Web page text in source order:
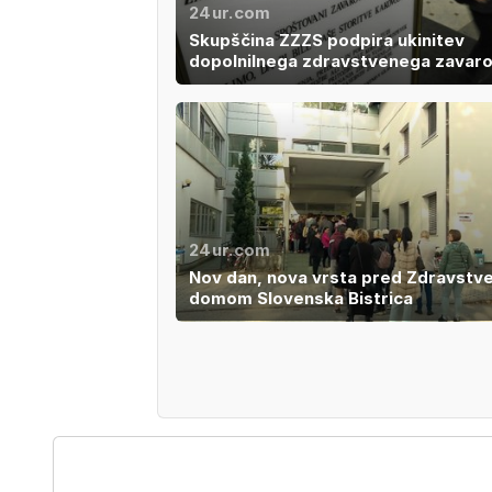
24ur.com
Skupščina ZZZS podpira ukinitev
dopolnilnega zdravstvenega
24ur.com
Nov dan, nova vrsta pred
domom Slovenska Bistrica